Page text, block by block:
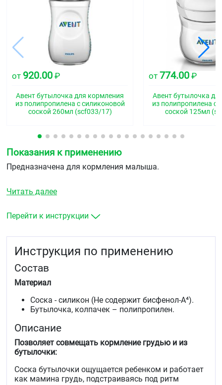
от 920.00 ₽
Авент бутылочка для кормления
из полипропилена с силиконовой
соской 260мл (scf033/17)
от774.00 ₽
Авент бутылочка
из полипропилена с
соской 125мл
Показания к применению
Предназначена для кормления малыша.
Читать далее
Перейти к инструкции
Инструкция по применению
Состав
Материал
Соска - силикон (Не содержит бисфенол-А⁴).
Бутылочка, колпачек – полипропилен.
Описание
Позволяет совмещать кормление грудью и из
бутылочки​:
Соска бутылочки ощущается ребенком и работает
как мамина грудь, подстраиваясь под ритм